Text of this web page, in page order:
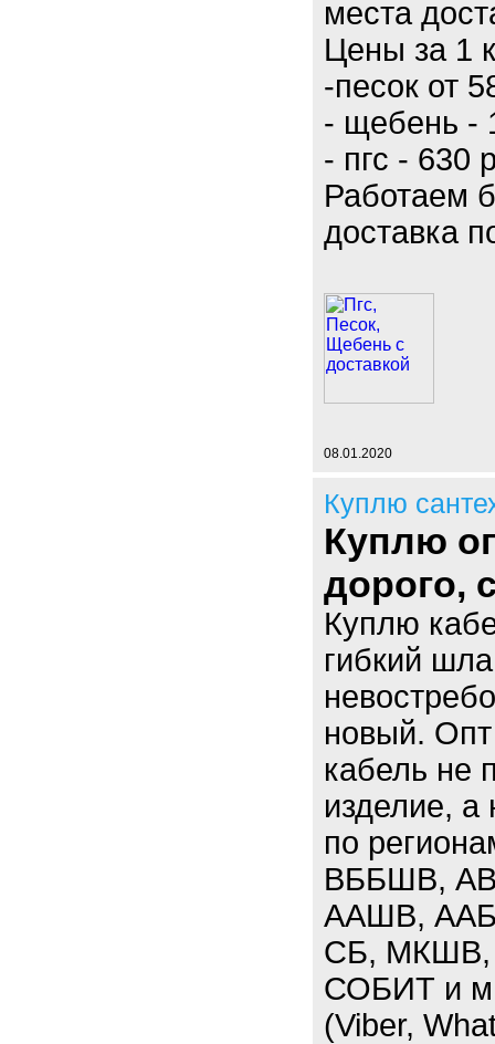
места
Цены за 1
-песок от
- щебень -
- пгс - 630
Работаем
доставка
08.01.2020
Куплю
Куплю
дорого,
Куплю
гибкий
новый.
кабель не
изделие,
по
ВББШВ,
ААШВ,
СБ, МКШВ,
СОБИТ и
(Viber,